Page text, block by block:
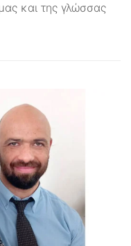
και της γλώσσας